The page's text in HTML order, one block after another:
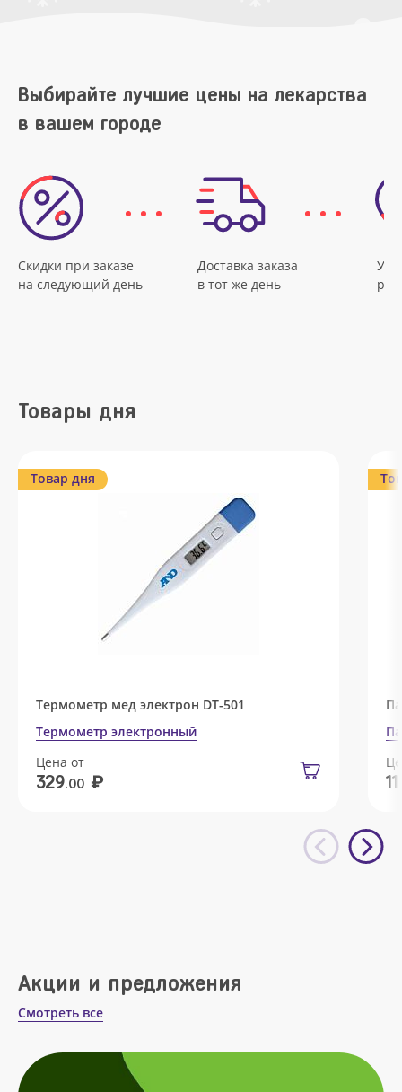
Выбирайте лучшие цены на лекарства
в вашем городе
Скидки при заказе
на следующий день
Доставка заказа
в тот же день
Товары дня
Товар дня
Термометр мед электрон DT-501
Термометр электронный
Цена от
329.00 ₽ 11
Акции и предложения
Смотреть все